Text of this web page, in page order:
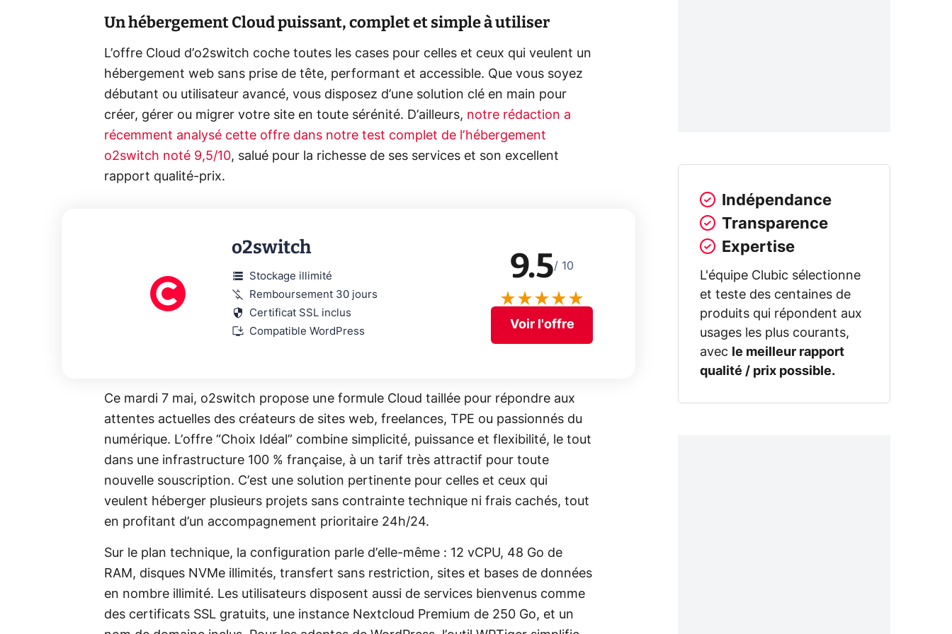
Un hébergement Cloud puissant, complet et simple à utiliser
L’offre Cloud d’o2switch coche toutes les cases pour celles et ceux qui veulent un
hébergement web sans prise de tête, performant et accessible. Que vous soyez
débutant ou utilisateur avancé, vous disposez d’une solution clé en main pour
créer, gérer ou migrer votre site en toute sérénité. D’ailleurs, notre rédaction a
récemment analysé cette offre dans notre test complet de l’hébergement
o2switch noté 9,5/10, salué pour la richesse de ses services et son excellent
rapport qualité-prix.
o2switch
storage Stockage illimité
money_off Remboursement 30 jours
security Certificat SSL inclus
install_desktop Compatible WordPress
9.5/ 10
Voir l'offre
Ce mardi 7 mai, o2switch propose une formule Cloud taillée pour répondre aux
attentes actuelles des créateurs de sites web, freelances, TPE ou passionnés du
numérique. L’offre “Choix Idéal” combine simplicité, puissance et flexibilité, le tout
dans une infrastructure 100 % française, à un tarif très attractif pour toute
nouvelle souscription. C’est une solution pertinente pour celles et ceux qui
veulent héberger plusieurs projets sans contrainte technique ni frais cachés, tout
en profitant d’un accompagnement prioritaire 24h/24.
Sur le plan technique, la configuration parle d’elle-même : 12 vCPU, 48 Go de
RAM, disques NVMe illimités, transfert sans restriction, sites et bases de données
en nombre illimité. Les utilisateurs disposent aussi de services bienvenus comme
des certificats SSL gratuits, une instance Nextcloud Premium de 250 Go, et un
Indépendance
Transparence
Expertise
L'équipe Clubic sélectionne
et teste des centaines de
produits qui répondent aux
usages les plus courants,
avec
le meilleur rapport
qualité / prix possible.